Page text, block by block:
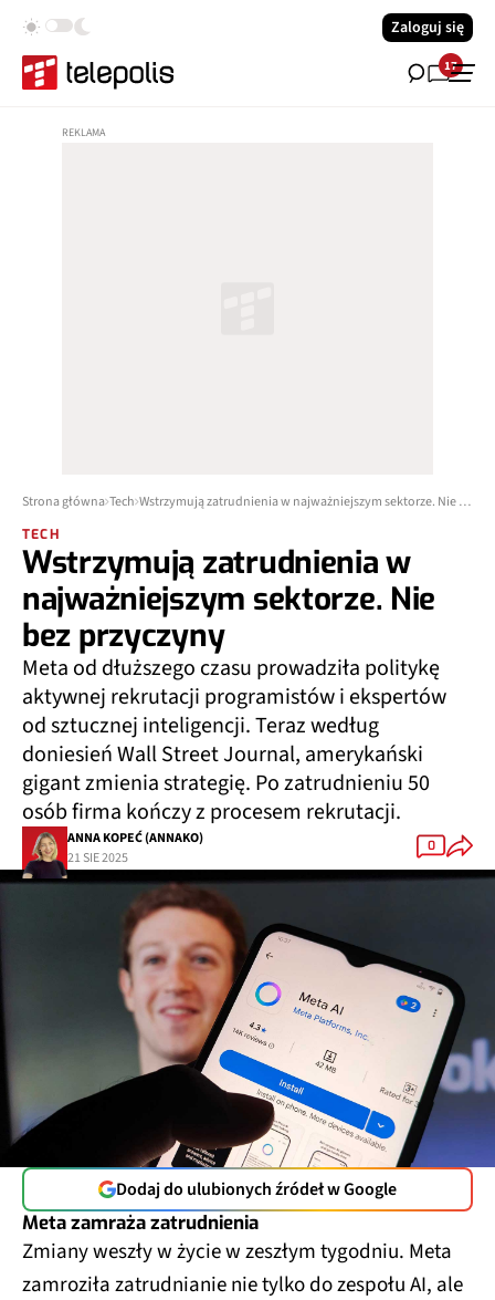
Zaloguj się
17
Strona główna Tech Wstrzymują zatrudnienia w najważniejszym sektorze. Nie bez przyczyny
TECH
Wstrzymują zatrudnienia w
najważniejszym sektorze. Nie
bez przyczyny
Meta od dłuższego czasu prowadziła politykę
aktywnej rekrutacji programistów i ekspertów
od sztucznej inteligencji. Teraz według
doniesień Wall Street Journal, amerykański
gigant zmienia strategię. Po zatrudnieniu 50
osób firma kończy z procesem rekrutacji.
ANNA KOPEĆ (ANNAKO)
21 SIE 2025
0
Dodaj do ulubionych źródeł w Google
Meta zamraża zatrudnienia
Zmiany weszły w życie w zeszłym tygodniu. Meta
zamroziła zatrudnianie nie tylko do zespołu AI, ale